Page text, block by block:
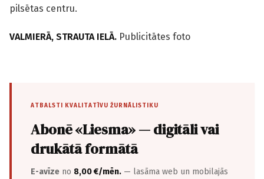
pilsētas centru.
VALMIERĀ, STRAUTA IELĀ. Publicitātes foto
ATBALSTI KVALITATĪVU ŽURNĀLISTIKU
Abonē «Liesma» — digitāli vai
drukātā formātā
E-avīze no 8,00 €/mēn. — lasāma web un mobilajās